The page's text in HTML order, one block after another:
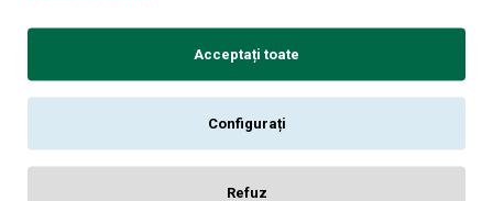
Specificații pe scurt
Alexandrion Saber 1789
Acceptați toate
Configurați
Refuz